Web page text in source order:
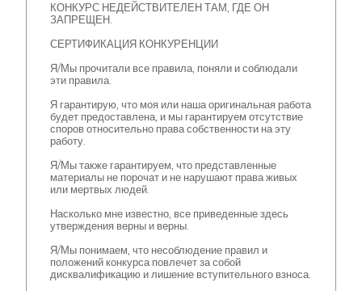
КОНКУРС НЕДЕЙСТВИТЕЛЕН ТАМ, ГДЕ ОН
ЗАПРЕЩЕН.
СЕРТИФИКАЦИЯ КОНКУРЕНЦИИ
Я/Мы прочитали все правила, поняли и соблюдали
эти правила.
Я гарантирую, что моя или наша оригинальная работа
будет предоставлена, и мы гарантируем отсутствие
споров относительно права собственности на эту
работу.
Я/Мы также гарантируем, что представленные
материалы не порочат и не нарушают права живых
или мертвых людей.
Насколько мне известно, все приведенные здесь
утверждения верны и верны.
Я/Мы понимаем, что несоблюдение правил и
положений конкурса повлечет за собой
дисквалификацию и лишение вступительного взноса.